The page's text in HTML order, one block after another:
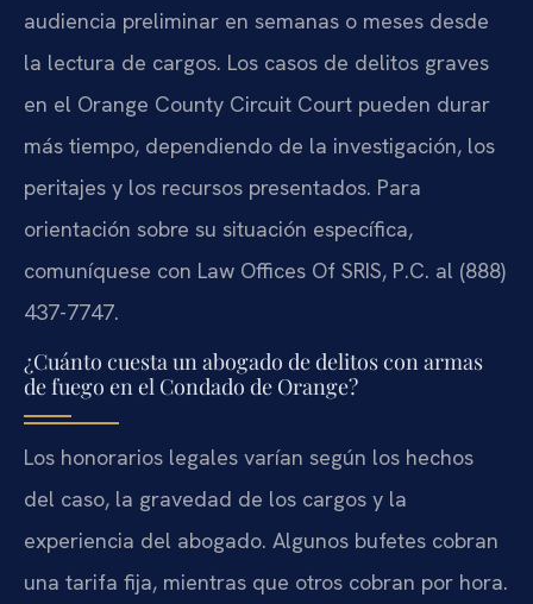
audiencia preliminar en semanas o meses desde
la lectura de cargos. Los casos de delitos graves
en el Orange County Circuit Court pueden durar
más tiempo, dependiendo de la investigación, los
peritajes y los recursos presentados. Para
orientación sobre su situación específica,
comuníquese con Law Offices Of SRIS, P.C. al (888)
437-7747.
¿Cuánto cuesta un abogado de delitos con armas
de fuego en el Condado de Orange?
Los honorarios legales varían según los hechos
del caso, la gravedad de los cargos y la
experiencia del abogado. Algunos bufetes cobran
una tarifa fija, mientras que otros cobran por hora.